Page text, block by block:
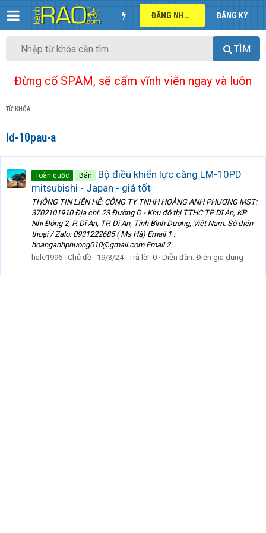
ĐĂNG NHẬP ĐĂNG KÝ
TÌM
Đừng cố SPAM, sẽ cấm vĩnh viễn ngay và luôn
TỪ KHÓA
ld-10pau-a
Toàn quốc Bán
Bộ điều khiển lực căng LM-10PD
mitsubishi - Japan - giá tốt
THÔNG TIN LIÊN HỆ: CÔNG TY TNHH HOÀNG ANH PHƯƠNG MST:
3702101910 Địa chỉ: 23 Đường D - Khu đô thị TTHC TP Dĩ An, KP.
Nhị Đồng 2, P. Dĩ An, TP. Dĩ An, Tỉnh Bình Dương, Việt Nam. Số điện
thoại / Zalo: 0931222685 ( Ms Hà) Email 1 :
hoanganhphuong010@gmail.com Email 2...
hale1996 Chủ đề 19/3/24 Trả lời: 0 Diễn đàn: Điện gia dụng